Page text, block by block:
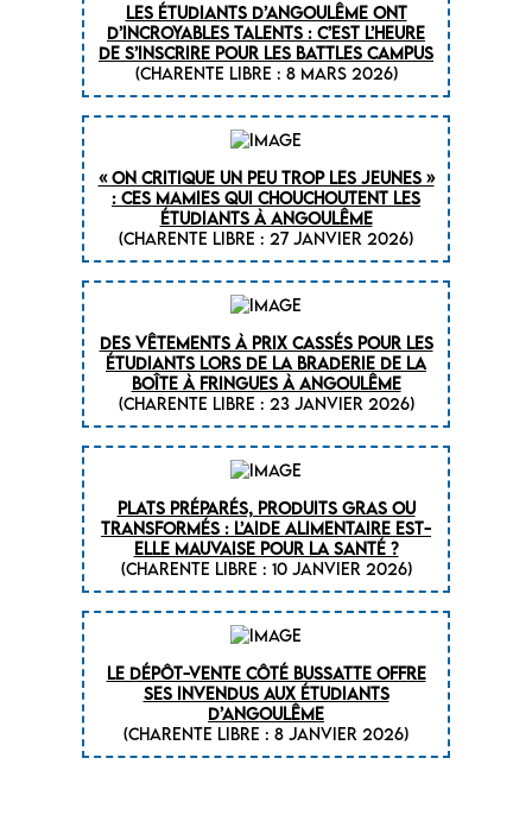
Les étudiants d’Angoulême ont
d’incroyables talents : c’est l’heure
de s’inscrire pour les Battles campus
(CHARENTE LIBRE : 8 mars 2026)
« On critique un peu trop les jeunes »
: ces mamies qui chouchoutent les
étudiants à Angoulême
(CHARENTE LIBRE : 27 janvier 2026)
Des vêtements à prix cassés pour les
étudiants lors de la braderie de la
Boîte à Fringues à Angoulême
(CHARENTE LIBRE : 23 janvier 2026)
Plats préparés, produits gras ou
transformés : l’aide alimentaire est-
elle mauvaise pour la santé ?
(CHARENTE LIBRE : 10 janvier 2026)
Le dépôt-vente Côté Bussatte offre
ses invendus aux étudiants
d’Angoulême
(CHARENTE LIBRE : 8 janvier 2026)